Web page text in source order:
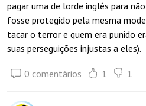
pagar uma de lorde inglês para
fosse protegido pela mesma
tacar o terror e quem era punido
suas perseguições injustas a eles).
0 comentários 1 1